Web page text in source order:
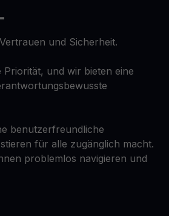
und Sicherheit.
und wir bieten eine
benutzerfreundliche
für alle zugänglich macht.
problemlos navigieren und